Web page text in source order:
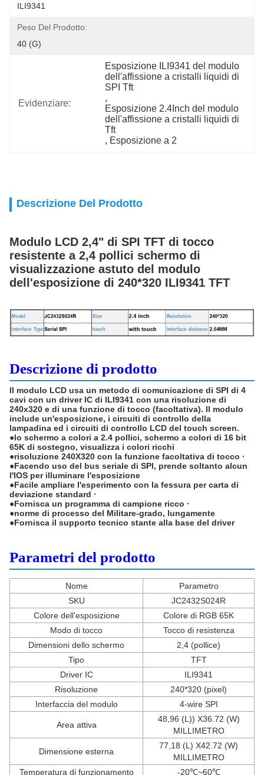
ILI9341
Peso Del Prodotto:
40 (g)
Evidenziare:
Esposizione ILI9341 del modulo
dell'affissione a cristalli liquidi di
SPI Tft
,
Esposizione 2.4Inch del modulo
dell'affissione a cristalli liquidi di
Tft
, Esposizione a 2
Descrizione Del Prodotto
Modulo LCD 2,4" di SPI TFT di tocco
resistente a 2,4 pollici schermo di
visualizzazione astuto del modulo
dell'esposizione di 240*320 ILI9341 TFT
Descrizione di prodotto
Il modulo LCD usa un metodo di comunicazione di SPI di 4
cavi con un driver IC di ILI9341 con una risoluzione di
240x320 e di una funzione di tocco (facoltativa). Il modulo
include un'esposizione, i circuiti di controllo della
lampadina ed i circuiti di controllo LCD del touch screen.
●lo schermo a colori a 2.4 pollici, schermo a colori di 16 bit
65K di sostegno, visualizza i colori ricchi
●risoluzione 240X320 con la funzione facoltativa di tocco ·
●Facendo uso del bus seriale di SPI, prende soltanto alcun
l'IOS per illuminare l'esposizione
●Facile ampliare l'esperimento con la fessura per carta di
deviazione standard ·
●Fornisca un programma di campione ricco ·
●norme di processo del Militare-grado, lungamente
●Fornisca il supporto tecnico stante alla base del driver
Parametri del prodotto
Nome
Parametro
SKU
JC2432S024R
Colore dell'esposizione
Colore di RGB 65K
Modo di tocco
Tocco di resistenza
Dimensioni dello schermo
2,4 (pollice)
Tipo
TFT
Driver IC
ILI9341
Risoluzione
240*320 (pixel)
Interfaccia del modulo
4-wire SPI
Area attiva
48,96 (L)) X36.72 (W)
MILLIMETRO
Dimensione esterna
77,18 (L) X42.72 (W)
MILLIMETRO
Temperatura di funzionamento
-20℃~60℃